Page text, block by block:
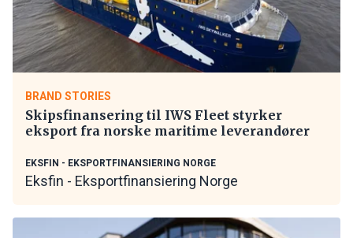
BRAND STORIES
Skipsfinansering til IWS Fleet styrker
eksport fra norske maritime leverandører
EKSFIN - EKSPORTFINANSIERING NORGE
Eksfin - Eksportfinansiering Norge